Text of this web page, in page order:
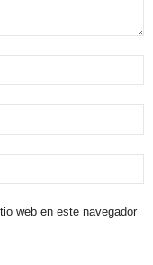
web en este navegador